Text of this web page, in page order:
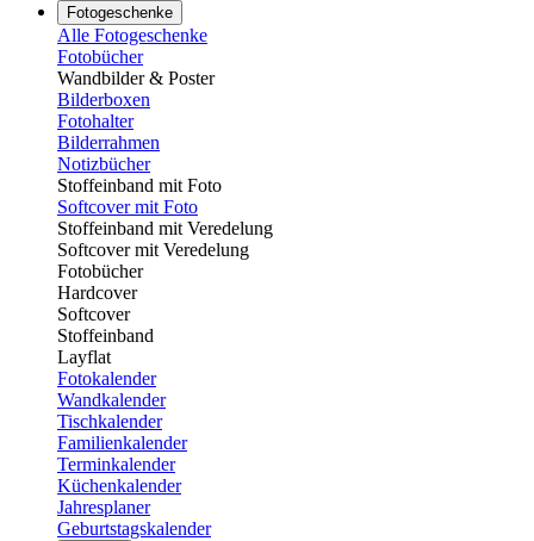
Fotogeschenke
Alle Fotogeschenke
Fotobücher
Wandbilder & Poster
Bilderboxen
Fotohalter
Bilderrahmen
Notizbücher
Stoffeinband mit Foto
Softcover mit Foto
Stoffeinband mit Veredelung
Softcover mit Veredelung
Fotobücher
Hardcover
Softcover
Stoffeinband
Layflat
Fotokalender
Wandkalender
Tischkalender
Familienkalender
Terminkalender
Küchenkalender
Jahresplaner
Geburtstagskalender